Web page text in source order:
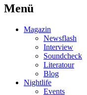
Menü
Magazin
Newsflash
Interview
Soundcheck
Literatour
Blog
Nightlife
Events